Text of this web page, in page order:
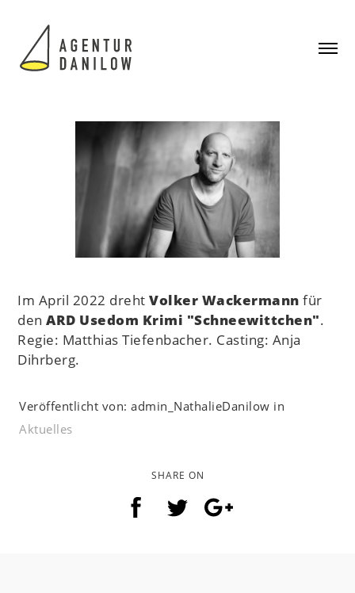
Im April 2022 dreht Volker Wackermannfür
denARD Usedom Krimi "Schneewittchen".
Regie: Matthias Tiefenbacher. Casting: Anja
Dihrberg.
Veröffentlicht von: admin_NathalieDanilow in
Aktuelles
SHARE ON